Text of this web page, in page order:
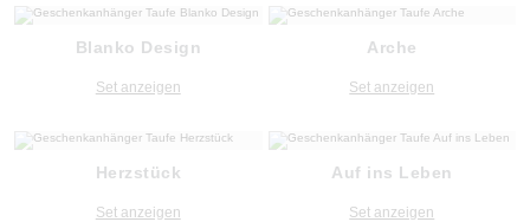
Blanko Design
Set anzeigen
Arche
Set anzeigen
Herzstück
Set anzeigen
Auf ins Leben
Set anzeigen